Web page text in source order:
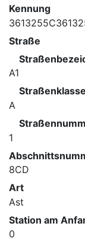
Kennung
Straße
A1
Straßenklasse
A
1
8CD
Art
Ast
Station am
0